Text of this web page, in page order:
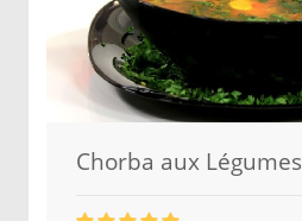
Chorba aux Légumes